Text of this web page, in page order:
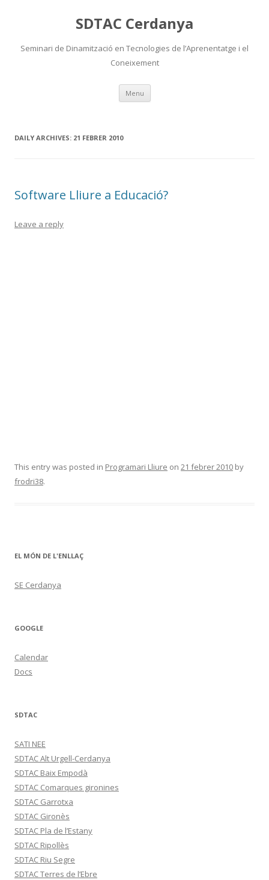
SDTAC Cerdanya
Seminari de Dinamització en Tecnologies de l’Aprenentatge i el
Coneixement
Menu Skip
content
DAILY ARCHIVES: 21 FEBRER 2010
Software Lliure a Educació?
Leave a reply
This entry was posted in Programari Lliure on 21 febrer 2010 by
frodri38.
EL MÓN DE L'ENLLAÇ
SE Cerdanya
GOOGLE
Calendar
Docs
SDTAC
SATI NEE
SDTAC Alt Urgell-Cerdanya
SDTAC Baix Empodà
SDTAC Comarques gironines
SDTAC Garrotxa
SDTAC Gironès
SDTAC Pla de l’Estany
SDTAC Ripollès
SDTAC Riu Segre
SDTAC Terres de l’Ebre